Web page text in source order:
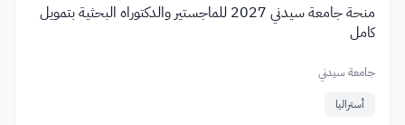
منحة جامعة سيدني 2027 للماجستير والدكتوراه البحثية بتمويل
كامل
جامعة سيدني
أستراليا